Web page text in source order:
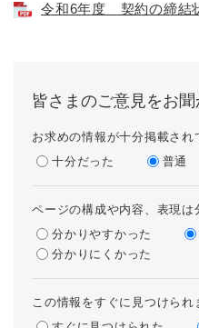
令和6年度 契約の締結
皆さまのご意見をお
お求めの情報が十分掲載され
十分だった
普通
ページの構成や内容、表現は
分かりやすかった
分かりにくかった
この情報をすぐに見つけられ